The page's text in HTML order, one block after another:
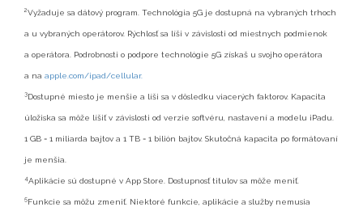
2Vyžaduje sa dátový program. Technológia 5G je dostupná na vybraných trhoch
a u vybraných operátorov. Rýchlosť sa líši v závislosti od miestnych podmienok
a operátora. Podrobnosti o podpore technológie 5G získaš u svojho operátora
a na apple.com/ipad/cellular.
3Dostupné miesto je menšie a líši sa v dôsledku viacerých faktorov. Kapacita
úložiska sa môže líšiť v závislosti od verzie softvéru, nastavení a modelu iPadu.
1 GB = 1 miliarda bajtov a 1 TB = 1 bilión bajtov. Skutočná kapacita po formátovaní
je menšia.
4Aplikácie sú dostupné v App Store. Dostupnosť titulov sa môže meniť.
5Funkcie sa môžu zmeniť. Niektoré funkcie, aplikácie a služby nemusia